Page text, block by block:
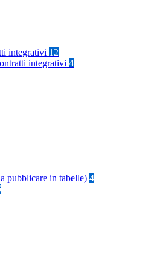
integrativi 12
integrativi 4
pubblicare in tabelle) 4